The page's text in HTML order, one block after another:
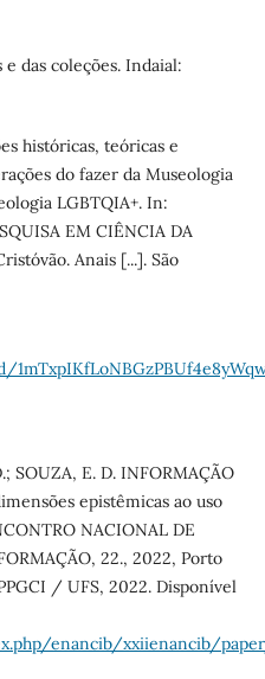
e das coleções. Indaial:
históricas, teóricas e
do fazer da Museologia
LGBTQIA+. In:
EM CIÊNCIA DA
Anais [...]. São
SOUZA, E. D. INFORMAÇÃO
epistêmicas ao uso
NACIONAL DE
22., 2022, Porto
/ UFS, 2022. Disponível
enancib/xxiienancib/